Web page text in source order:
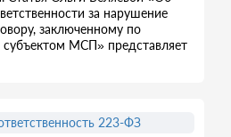
за нарушение
заключенному по
субъектом МСП» представляет
223-ФЗ